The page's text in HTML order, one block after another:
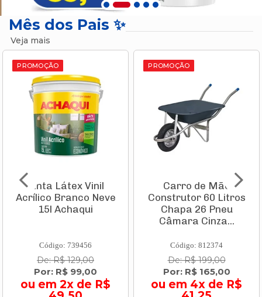
Mês dos Pais ✨
Veja mais
PROMOÇÃO
Tinta Látex Vinil
Acrílico Branco Neve
15l Achaqui
Código: 739456
De: R$ 129,00
Por: R$ 99,00
ou em 2x de R$
PROMOÇÃO
Carro de Mão
Construtor 60 Litros
Chapa 26 Pneu
Câmara Cinza...
Código: 812374
De: R$ 199,00
Por: R$ 165,00
ou em 4x de R$